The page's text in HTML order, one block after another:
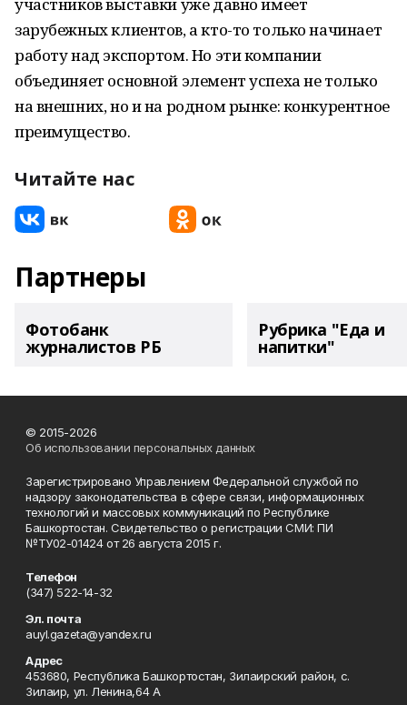
зарубежных клиентов, а кто-то только начинает
работу над экспортом. Но эти компании
объединяет основной элемент успеха не только
на внешних, но и на родном рынке: конкурентное
преимущество.
Читайте нас
Партнеры
Фотобанк
журналистов РБ
Рубрика "Еда и
напитки"
© 2015-2026
Об использовании персональных данных
Зарегистрировано Управлением Федеральной службой по
надзору законодательства в сфере связи, информационных
технологий и массовых коммуникаций по Республике
Башкортостан. Свидетельство о регистрации СМИ: ПИ
№ТУ02-01424 от 26 августа 2015 г.
Телефон
(347) 522-14-32
Эл. почта
auyl.gazeta@yandex.ru
Адрес
453680, Республика Башкортостан, Зилаирский район, с.
Зилаир, ул. Ленина,64 А